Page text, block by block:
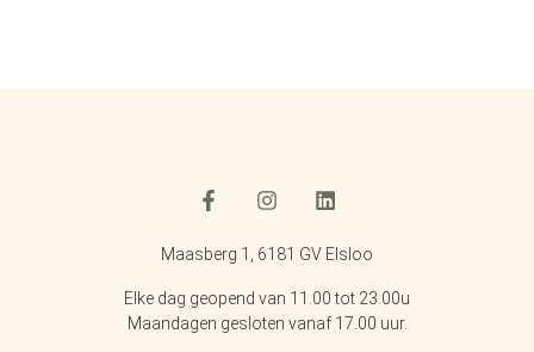
Maasberg 1, 6181 GV Elsloo
Elke dag geopend van 11.00 tot 23.00u
Maandagen gesloten vanaf 17.00 uur.